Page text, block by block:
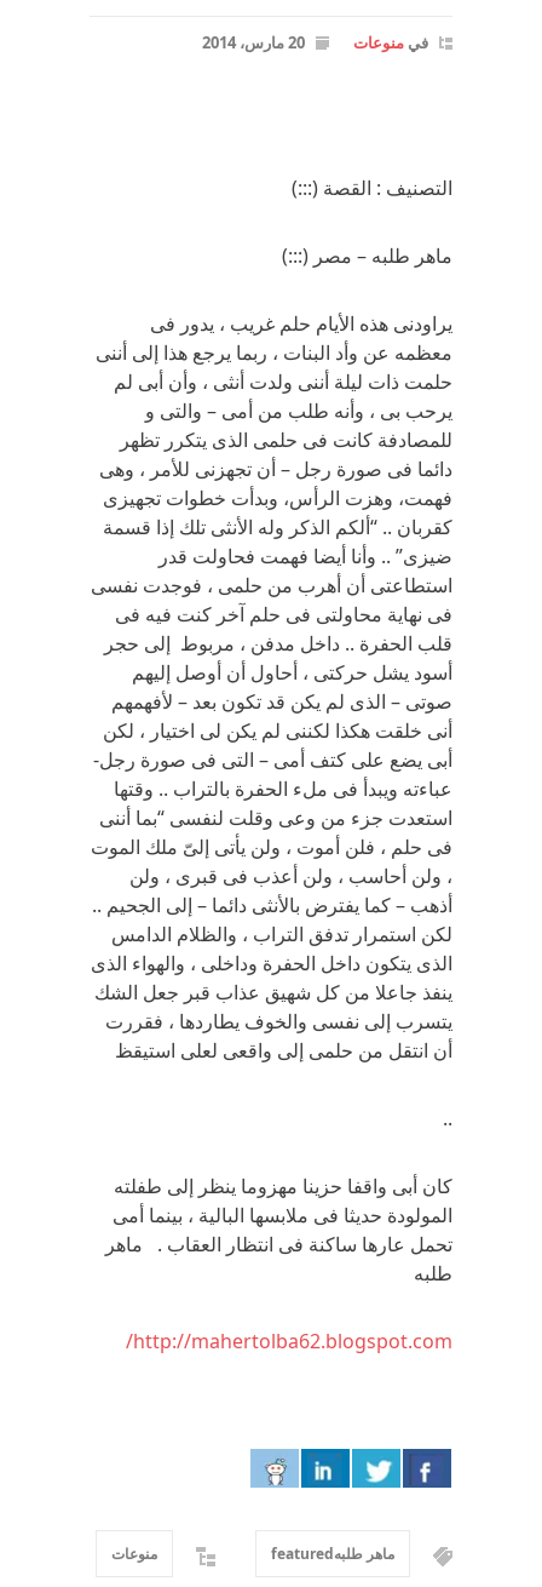
في منوعات 20 مارس، 2014
التصنيف : القصة (:::)
ماهر طلبه – مصر (:::)
يراودنى هذه الأيام حلم غريب ، يدور فى
معظمه عن وأد البنات ، ربما يرجع هذا إلى أننى
حلمت ذات ليلة أننى ولدت أنثى ، وأن أبى لم
يرحب بى ، وأنه طلب من أمى – والتى و
للمصادفة كانت فى حلمى الذى يتكرر تظهر
دائما فى صورة رجل – أن تجهزنى للأمر ، وهى
فهمت، وهزت الرأس، وبدأت خطوات تجهيزى
كقربان .. “ألكم الذكر وله الأنثى تلك إذا قسمة
ضيزى” .. وأنا أيضا فهمت فحاولت قدر
استطاعتى أن أهرب من حلمى ، فوجدت نفسى
فى نهاية محاولتى فى حلم آخر كنت فيه فى
قلب الحفرة .. داخل مدفن ، مربوط إلى حجر
أسود يشل حركتى ، أحاول أن أوصل إليهم
صوتى – الذى لم يكن قد تكون بعد – لأفهمهم
أنى خلقت هكذا لكننى لم يكن لى اختيار ، لكن
أبى يضع على كتف أمى – التى فى صورة رجل-
عباءته ويبدأ فى ملء الحفرة بالتراب .. وقتها
استعدت جزء من وعى وقلت لنفسى “بما أننى
فى حلم ، فلن أموت ، ولن يأتى إلىّ ملك الموت
، ولن أحاسب ، ولن أعذب فى قبرى ، ولن
أذهب – كما يفترض بالأنثى دائما – إلى الجحيم ..
لكن استمرار تدفق التراب ، والظلام الدامس
الذى يتكون داخل الحفرة وداخلى ، والهواء الذى
ينفذ جاعلا من كل شهيق عذاب قبر جعل الشك
يتسرب إلى نفسى والخوف يطاردها ، فقررت
أن انتقل من حلمى إلى واقعى لعلى استيقظ
..
كان أبى واقفا حزينا مهزوما ينظر إلى طفلته
المولودة حديثا فى ملابسها البالية ، بينما أمى
تحمل عارها ساكنة فى انتظار العقاب . ماهر
طلبه
http://mahertolba62.blogspot.com/
ماهر طلبهfeatured منوعات